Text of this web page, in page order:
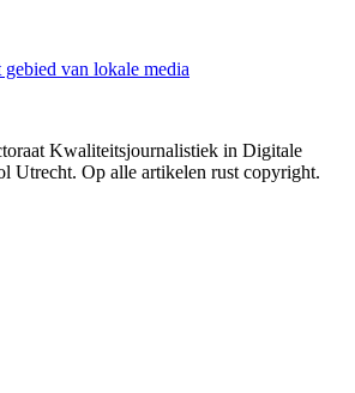
van lokale media
Kwaliteitsjournalistiek in Digitale
Utrecht. Op alle artikelen rust copyright.